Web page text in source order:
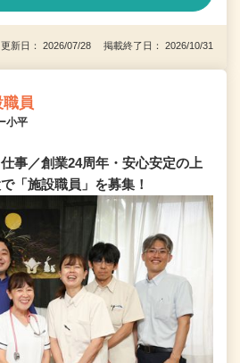
更新日： 2026/07/28 掲載終了日： 2026/10/31
員
小平
事／創業24周年・安心安定の上
「施設職員」を募集！